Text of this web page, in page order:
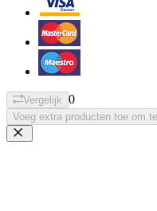
Vergelijk 0
Voeg extra producten toe om